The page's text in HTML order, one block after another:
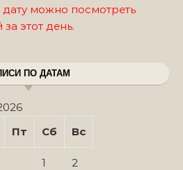
можно посмотреть
этот день.
ПО ДАТАМ
Пт Сб Вс
1 2